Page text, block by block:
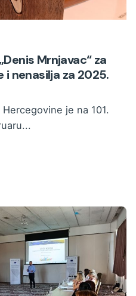
Mrnjavac“ za
nenasilja za 2025.
je na 101.